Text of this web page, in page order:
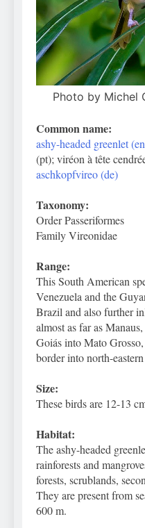
Photo by Michel
Common name:
ashy-headed greenlet
(pt); viréon à tête
aschkopfvireo (de)
Taxonomy:
Order Passeriformes
Family Vireonidae
Range:
This South American
Venezuela and the
Brazil and also further
almost as far as
Goiás into Mato
border into north-
Size:
These birds are 12-13
Habitat:
The ashy-headed
rainforests and
forests, scrublands,
They are present from
600 m.